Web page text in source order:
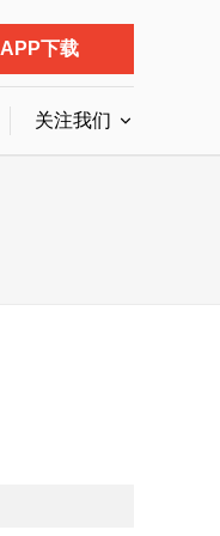
APP下载
关注我们